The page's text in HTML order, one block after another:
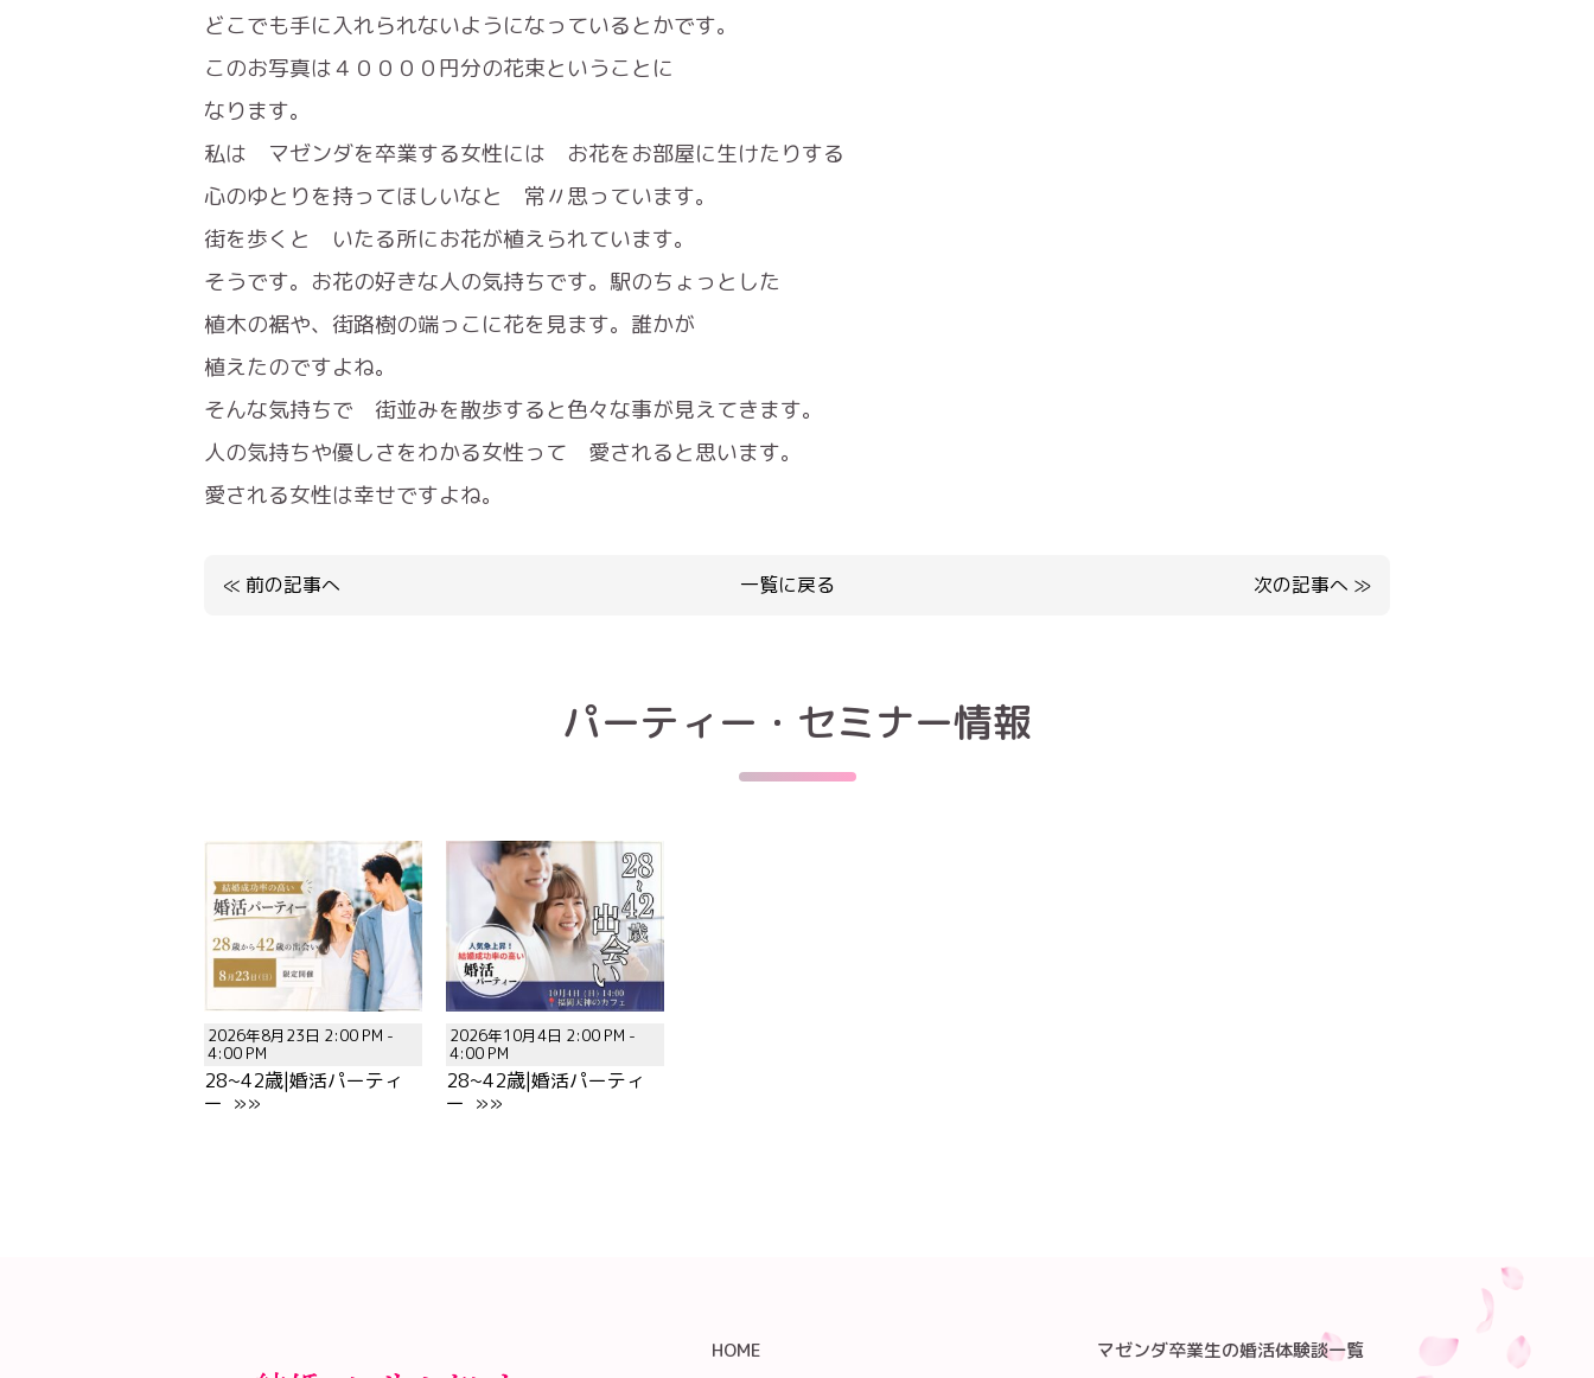
どこでも手に入れられないようになっているとかです。
このお写真は４００００円分の花束ということに
なります。
私は マゼンダを卒業する女性には お花をお部屋に生けたりする
心のゆとりを持ってほしいなと 常〃思っています。
街を歩くと いたる所にお花が植えられています。
そうです。お花の好きな人の気持ちです。駅のちょっとした
植木の裾や、街路樹の端っこに花を見ます。誰かが
植えたのですよね。
そんな気持ちで 街並みを散歩すると色々な事が見えてきます。
人の気持ちや優しさをわかる女性って 愛されると思います。
愛される女性は幸せですよね。
≪ 前の記事へ 一覧に戻る 次の記事へ ≫
パーティー・セミナー情報
2026年8月23日 2:00 PM -
4:00 PM
28~42歳|婚活パーティ
ー »»
2026年10月4日 2:00 PM -
4:00 PM
28~42歳|婚活パーティ
ー »»
HOME マゼンダ卒業生の婚活体験談一覧